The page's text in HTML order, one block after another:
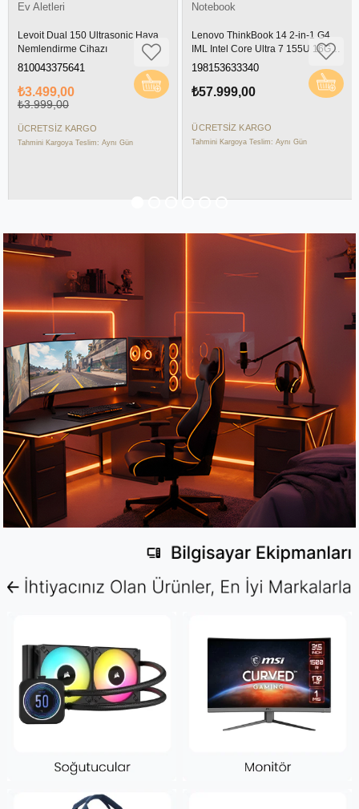
Notebook
Lenovo ThinkBook 14 2-in-1 G4
IML Intel Core Ultra 7 155U 16GB
512GB SSD 14" WUXGA IPS
Panel Freedos Dokunmatik Ekran
Laptop 21MX002VTR
198153633340
₺57.999,00
ÜCRETSIZ KARGO
Tahmini Kargoya Teslim: Aynı Gün
Ev Aletleri
Black&Decker 18V Şarjlı Dikey
Süpürge - BHFEA18D1-QW
5035048742396
₺9.999,00
ÜCRETSIZ KARGO
Tahmini Kargoya Teslim: Aynı Gün